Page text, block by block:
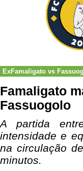
ExFamaligato vs
Famaligato
Fassuogolo
A partida
intensidade e
na circulação
minutos.